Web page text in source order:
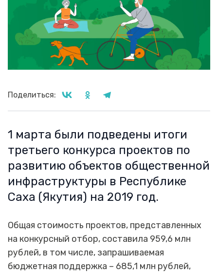
Поделиться:
1 марта были подведены итоги
третьего конкурса проектов по
развитию объектов общественной
инфраструктуры в Республике
Саха (Якутия) на 2019 год.
Общая стоимость проектов, представленных
на конкурсный отбор, составила 959,6 млн
рублей, в том числе, запрашиваемая
бюджетная поддержка – 685,1 млн рублей,